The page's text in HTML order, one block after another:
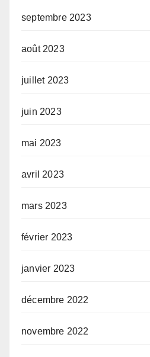
septembre 2023
août 2023
juillet 2023
juin 2023
mai 2023
avril 2023
mars 2023
février 2023
janvier 2023
décembre 2022
novembre 2022